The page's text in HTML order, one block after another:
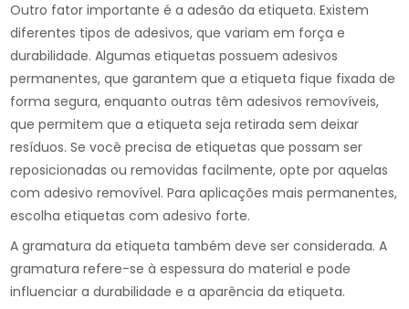
Outro fator importante é a adesão da etiqueta. Existem
diferentes tipos de adesivos, que variam em força e
durabilidade. Algumas etiquetas possuem adesivos
permanentes, que garantem que a etiqueta fique fixada de
forma segura, enquanto outras têm adesivos removíveis,
que permitem que a etiqueta seja retirada sem deixar
resíduos. Se você precisa de etiquetas que possam ser
reposicionadas ou removidas facilmente, opte por aquelas
com adesivo removível. Para aplicações mais permanentes,
escolha etiquetas com adesivo forte.
A gramatura da etiqueta também deve ser considerada. A
gramatura refere-se à espessura do material e pode
influenciar a durabilidade e a aparência da etiqueta.